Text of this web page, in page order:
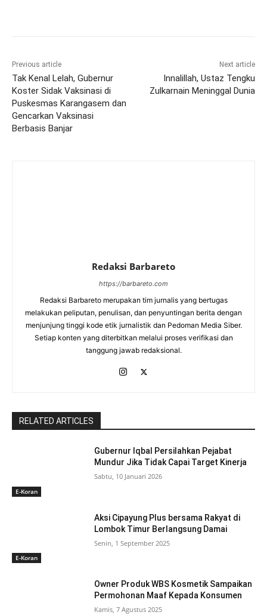
Previous article
Tak Kenal Lelah, Gubernur
Koster Sidak Vaksinasi di
Puskesmas Karangasem dan
Gencarkan Vaksinasi
Berbasis Banjar
Next article
Innalillah, Ustaz Tengku
Zulkarnain Meninggal Dunia
Redaksi Barbareto
https://barbareto.com
Redaksi Barbareto merupakan tim jurnalis yang bertugas
melakukan peliputan, penulisan, dan penyuntingan berita dengan
menjunjung tinggi kode etik jurnalistik dan Pedoman Media Siber.
Setiap konten yang diterbitkan melalui proses verifikasi dan
tanggung jawab redaksional.
RELATED ARTICLES
E-Koran
Gubernur Iqbal Persilahkan Pejabat
Mundur Jika Tidak Capai Target Kinerja
Sabtu, 10 Januari 2026
E-Koran
Aksi Cipayung Plus bersama Rakyat di
Lombok Timur Berlangsung Damai
Senin, 1 September 2025
Owner Produk WBS Kosmetik Sampaikan
Permohonan Maaf Kepada Konsumen
Kamis, 7 Agustus 2025